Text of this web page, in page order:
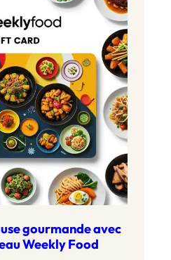
CHF 19.90
gourmande avec
Weekly Food